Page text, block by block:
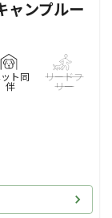
ャンプルー
ト同
伴
リードフ
リー